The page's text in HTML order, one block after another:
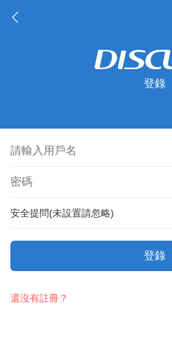
登錄
安全提問(未設置請忽略)
登錄
還沒有註冊？